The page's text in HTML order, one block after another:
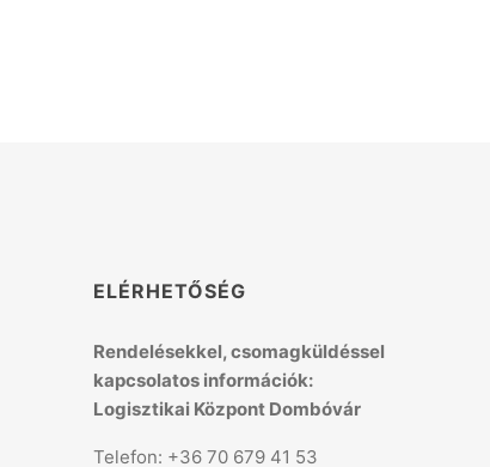
ELÉRHETŐSÉG
Rendelésekkel, csomagküldéssel
kapcsolatos információk:
Logisztikai Központ Dombóvár
Telefon: +36 70 679 41 53